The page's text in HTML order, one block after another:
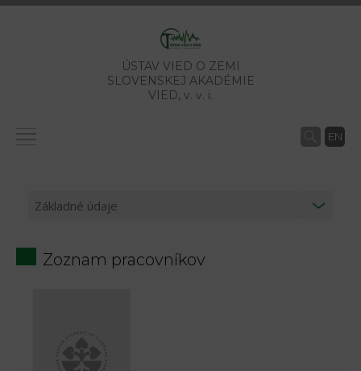
ÚSTAV VIED O ZEMI
SLOVENSKEJ AKADÉMIE
VIED, v. v. i.
EN
Zoznam pracovníkov